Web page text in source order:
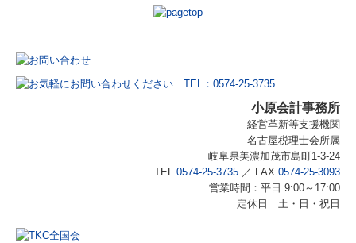
小原会計事務所
経営革新等支援機関
名古屋税理士会所属
岐阜県美濃加茂市島町1-3-24
TEL 0574-25-3735 ／ FAX 0574-25-3093
営業時間：平日 9:00～17:00
定休日 土・日・祝日